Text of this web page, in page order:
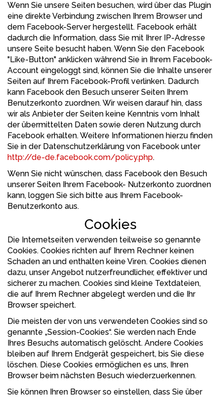
Wenn Sie unsere Seiten besuchen, wird über das Plugin
eine direkte Verbindung zwischen Ihrem Browser und
dem Facebook-Server hergestellt. Facebook erhält
dadurch die Information, dass Sie mit Ihrer IP-Adresse
unsere Seite besucht haben. Wenn Sie den Facebook
"Like-Button" anklicken während Sie in Ihrem Facebook-
Account eingeloggt sind, können Sie die Inhalte unserer
Seiten auf Ihrem Facebook-Profil verlinken. Dadurch
kann Facebook den Besuch unserer Seiten Ihrem
Benutzerkonto zuordnen. Wir weisen darauf hin, dass
wir als Anbieter der Seiten keine Kenntnis vom Inhalt
der übermittelten Daten sowie deren Nutzung durch
Facebook erhalten. Weitere Informationen hierzu finden
Sie in der Datenschutzerklärung von Facebook unter
http://de-de.facebook.com/policy.php.
Wenn Sie nicht wünschen, dass Facebook den Besuch
unserer Seiten Ihrem Facebook- Nutzerkonto zuordnen
kann, loggen Sie sich bitte aus Ihrem Facebook-
Benutzerkonto aus.
Cookies
Die Internetseiten verwenden teilweise so genannte
Cookies. Cookies richten auf Ihrem Rechner keinen
Schaden an und enthalten keine Viren. Cookies dienen
dazu, unser Angebot nutzerfreundlicher, effektiver und
sicherer zu machen. Cookies sind kleine Textdateien,
die auf Ihrem Rechner abgelegt werden und die Ihr
Browser speichert.
Die meisten der von uns verwendeten Cookies sind so
genannte „Session-Cookies“. Sie werden nach Ende
Ihres Besuchs automatisch gelöscht. Andere Cookies
bleiben auf Ihrem Endgerät gespeichert, bis Sie diese
löschen. Diese Cookies ermöglichen es uns, Ihren
Browser beim nächsten Besuch wiederzuerkennen.
Sie können Ihren Browser so einstellen, dass Sie über